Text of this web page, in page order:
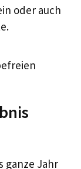
oder auch
ganze Jahr